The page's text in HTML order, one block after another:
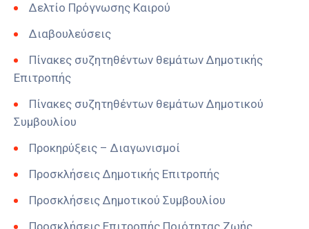
Δελτίο Πρόγνωσης Καιρού
Διαβουλεύσεις
Πίνακες συζητηθέντων θεμάτων Δημοτικής
Επιτροπής
Πίνακες συζητηθέντων θεμάτων Δημοτικού
Συμβουλίου
Προκηρύξεις – Διαγωνισμοί
Προσκλήσεις Δημοτικής Επιτροπής
Προσκλήσεις Δημοτικού Συμβουλίου